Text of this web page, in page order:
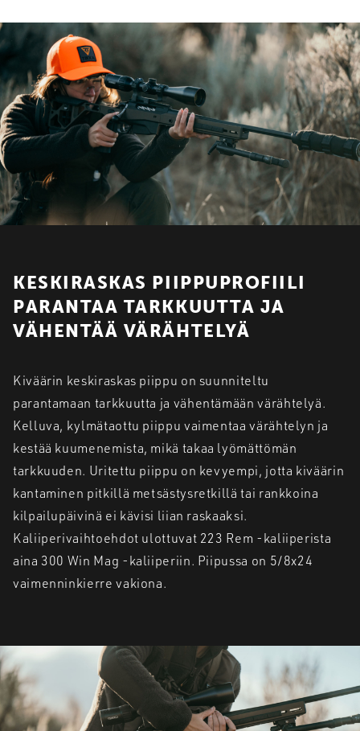
KESKIRASKAS PIIPPUPROFIILI
PARANTAA TARKKUUTTA JA
VÄHENTÄÄ VÄRÄHTELYÄ
Kiväärin keskiraskas piippu on suunniteltu
parantamaan tarkkuutta ja vähentämään värähtelyä.
Kelluva, kylmätaottu piippu vaimentaa värähtelyn ja
kestää kuumenemista, mikä takaa lyömättömän
tarkkuuden. Uritettu piippu on kevyempi, jotta kiväärin
kantaminen pitkillä metsästysretkillä tai rankkoina
kilpailupäivinä ei kävisi liian raskaaksi.
Kaliiperivaihtoehdot ulottuvat 223 Rem -kaliiperista
aina 300 Win Mag -kaliiperiin. Piipussa on 5/8x24
vaimenninkierre vakiona.